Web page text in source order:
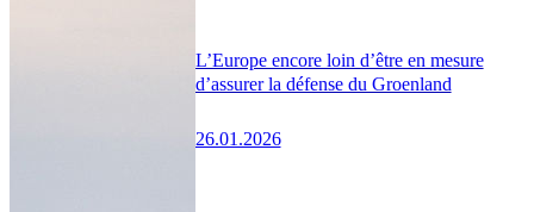
L’Europe encore loin d’être en mesure
d’assurer la défense du Groenland
26.01.2026